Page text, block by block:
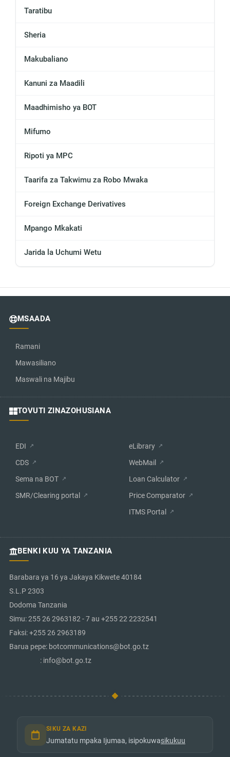
Taratibu
Sheria
Makubaliano
Kanuni za Maadili
Maadhimisho ya BOT
Mifumo
Ripoti ya MPC
Taarifa za Takwimu za Robo Mwaka
Foreign Exchange Derivatives
Mpango Mkakati
Jarida la Uchumi Wetu
MSAADA
Ramani
Mawasiliano
Maswali na Majibu
TOVUTI ZINAZOHUSIANA
EDI
CDS
Sema na BOT
SMR/Clearing portal
eLibrary
WebMail
Loan Calculator
Price Comparator
ITMS Portal
BENKI KUU YA TANZANIA
Barabara ya 16 ya Jakaya Kikwete 40184
S.L.P 2303
Dodoma Tanzania
Simu: 255 26 2963182 - 7 au +255 22 2232541
Faksi: +255 26 2963189
Barua pepe: botcommunications@bot.go.tz
: info@bot.go.tz
SIKU ZA KAZI
Jumatatu mpaka Ijumaa, isipokuwasikukuu